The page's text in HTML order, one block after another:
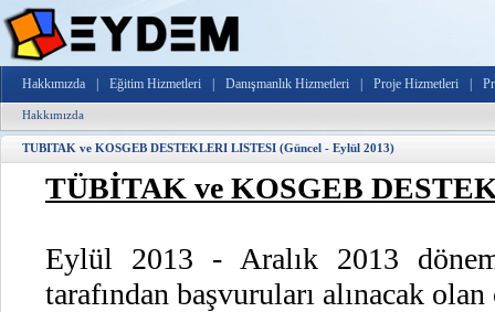
Hakkımızda Eğitim Hizmetleri Danışmanlık Hizmetleri Proje Hizmetleri
Hakkımızda
TUBITAK ve KOSGEB DESTEKLERI LISTESI (Güncel - Eylül 2013)
TÜBİTAK ve KOSGEB
Eylül 2013 - Aralık 2013
tarafından başvuruları alınacak